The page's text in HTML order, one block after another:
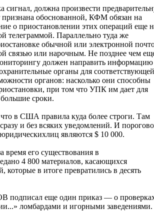
сигнал, должна произвести
обоснованной, КФМ обязан на
о приостановлении этих операций еще
телеграммой. Параллельно туда же
обычной или электронной
связью или нарочным. Не позднее чем
должен направить
органы для соответствующей
органов: насколько они способны
при том что УПК им дает для
сроки.
в США правила куда более строги. Там
и без всяких уведомлений. И
являются $ 10 000.
его существования в
4 800 материалов, касающихся
в итоге превратились в десять
подписал еще один приказ — о
ломбардами и игорными заведениями.